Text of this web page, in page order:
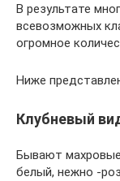
В результате
всевозможных
огромное
Ниже
Клубневый
Бывают
белый, нежно -